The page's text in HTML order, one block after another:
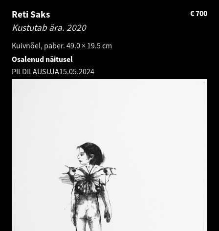
Reti Saks
Kustutab ära. 2020
Kuivnõel, paber. 49.0 × 19.5 cm
700
€
Osalenud näitusel
PILDILAUSUJA15.05.2024